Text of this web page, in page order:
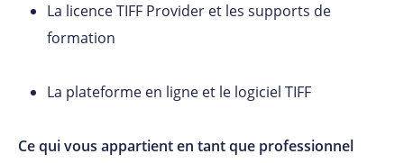
La licence TIFF Provider et les supports de
formation
La plateforme en ligne et le logiciel TIFF
Ce qui vous appartient en tant que professionnel